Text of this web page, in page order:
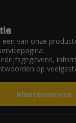
een van onze
op
Klantenservice